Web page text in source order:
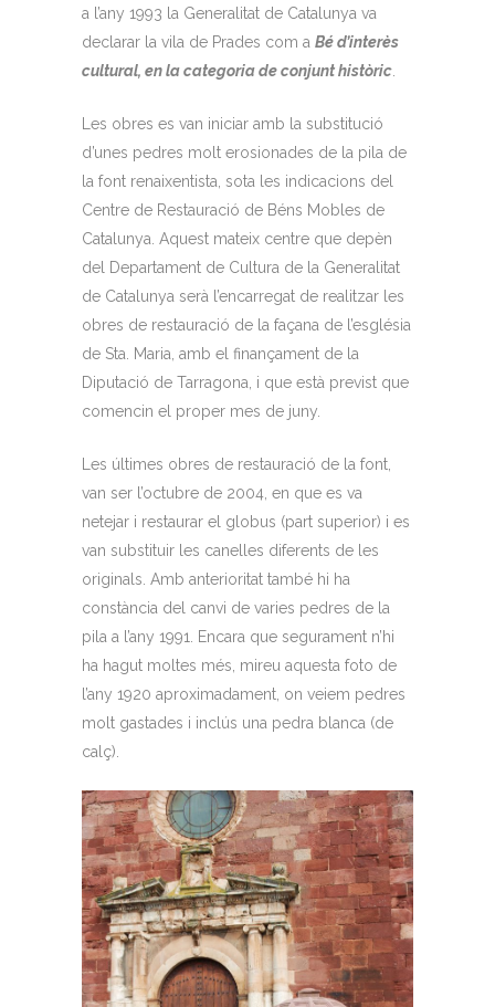
a l’any 1993 la Generalitat de Catalunya va
declarar la vila de Prades com a Bé d’interès
cultural, en la categoria de conjunt històric.
Les obres es van iniciar amb la substitució
d’unes pedres molt erosionades de la pila de
la font renaixentista, sota les indicacions del
Centre de Restauració de Béns Mobles de
Catalunya. Aquest mateix centre que depèn
del Departament de Cultura de la Generalitat
de Catalunya serà l’encarregat de realitzar les
obres de restauració de la façana de l’església
de Sta. Maria, amb el finançament de la
Diputació de Tarragona, i que està previst que
comencin el proper mes de juny.
Les últimes obres de restauració de la font,
van ser l’octubre de 2004, en que es va
netejar i restaurar el globus (part superior) i es
van substituir les canelles diferents de les
originals. Amb anterioritat també hi ha
constància del canvi de varies pedres de la
pila a l’any 1991. Encara que segurament n’hi
ha hagut moltes més, mireu aquesta foto de
l’any 1920 aproximadament, on veiem pedres
molt gastades i inclús una pedra blanca (de
calç).